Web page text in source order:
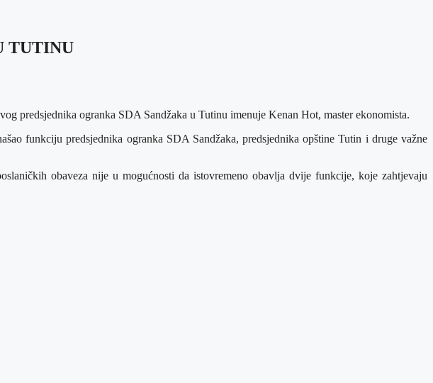
TUTINU
predsjednika ogranka SDA Sandžaka u Tutinu imenuje Kenan Hot, master ekonomista.
funkciju predsjednika ogranka SDA Sandžaka, predsjednika opštine Tutin i druge važne
obaveza nije u mogućnosti da istovremeno obavlja dvije funkcije, koje zahtjevaju